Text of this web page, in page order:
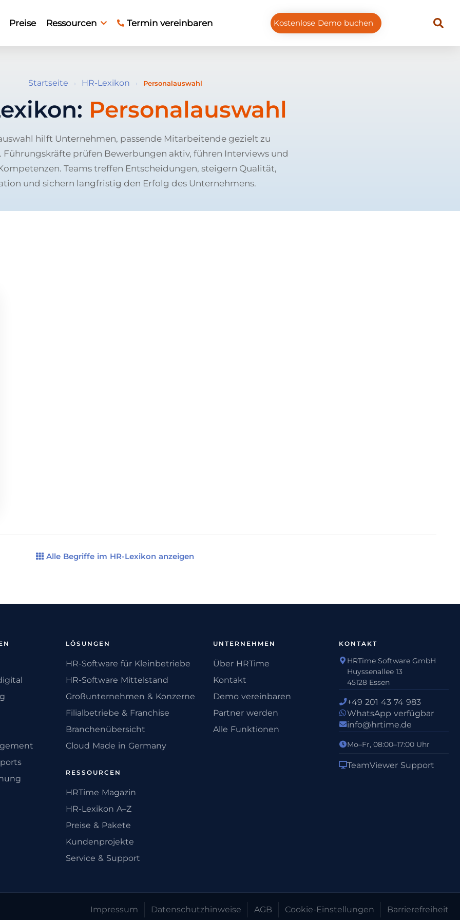
Preise Ressourcen Termin vereinbaren Kostenlose Demo buchen
Startseite › HR-Lexikon › Personalauswahl
Personalauswahl
hilft Unternehmen, passende Mitarbeitende gezielt zu
Führungskräfte prüfen Bewerbungen aktiv, führen Interviews und
Teams treffen Entscheidungen, steigern Qualität,
und sichern langfristig den Erfolg des Unternehmens.
Alle Begriffe im HR-Lexikon anzeigen
LÖSUNGEN
HR-Software für Kleinbetriebe
HR-Software Mittelstand
Großunternehmen & Konzerne
Filialbetriebe & Franchise
Branchenübersicht
Cloud Made in Germany
RESSOURCEN
HRTime Magazin
HR-Lexikon A–Z
Preise & Pakete
Kundenprojekte
Service & Support
UNTERNEHMEN
Über HRTime
Kontakt
Demo vereinbaren
Partner werden
Alle Funktionen
KONTAKT
HRTime Software GmbH
Huyssenallee 13
45128 Essen
+49 201 43 74 983
WhatsApp verfügbar
info@hrtime.de
Mo–Fr, 08:00–17:00 Uhr
TeamViewer Support
Impressum Datenschutz­hinweise AGB Cookie-Einstellungen Barrierefreiheit